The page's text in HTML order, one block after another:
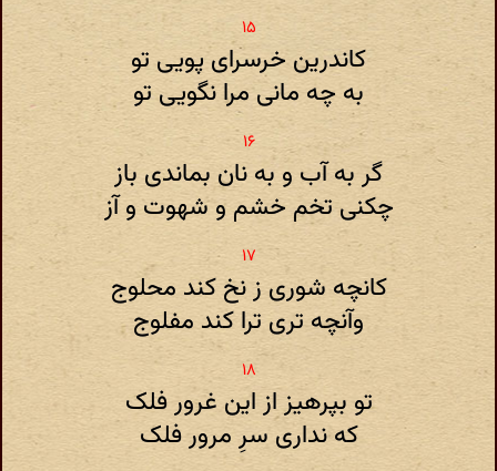
کاندرین خرسرای پویی تو
به چه مانی مرا نگویی تو
گر به آب و به نان بماندی باز
چکنی تخم خشم و شهوت و آز
کانچه شوری ز نخ کند محلوج
وآنچه تری ترا کند مفلوج
تو بپرهیز از این غرور فلک
که نداری سرِ مرور فلک